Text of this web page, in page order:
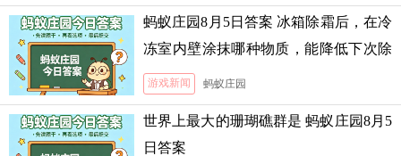
蚂蚁庄园8月5日答案 冰箱除霜后，在冷
冻室内壁涂抹哪种物质，能降低下次除
霜的难度
游戏新闻 蚂蚁庄园
世界上最大的珊瑚礁群是 蚂蚁庄园8月5
日答案